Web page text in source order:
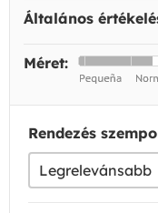
Általános
Méret:
Rendezés